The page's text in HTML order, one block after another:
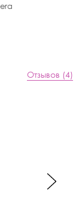
Отзывов (4)